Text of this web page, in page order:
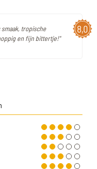
8,0
tropische
en fijn bittertje!"